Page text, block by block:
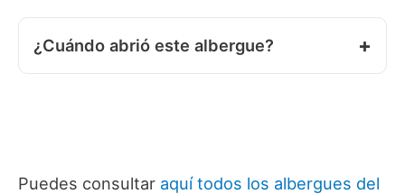
¿Cuándo abrió este albergue?
Puedes consultar aquí todos los albergues del